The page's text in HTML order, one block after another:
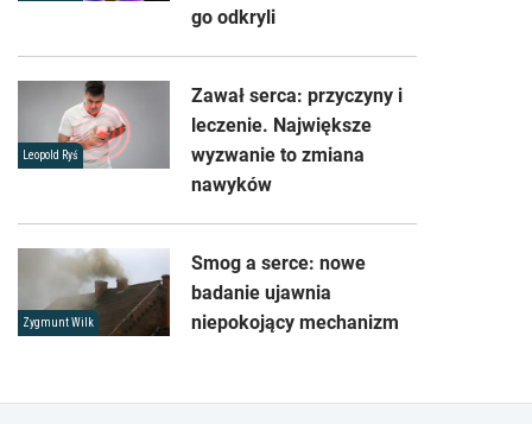
go odkryli
Leopold Ryś
Zawał serca: przyczyny i
leczenie. Największe
wyzwanie to zmiana
nawyków
Zygmunt Wilk
Smog a serce: nowe
badanie ujawnia
niepokojący mechanizm